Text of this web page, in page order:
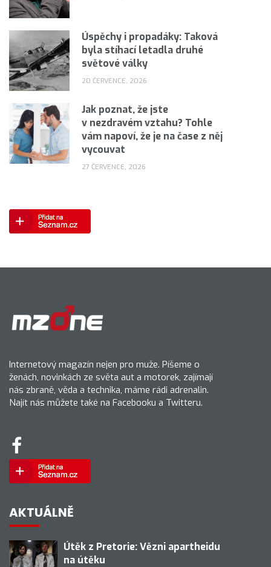
Úspěchy i propadáky: Taková
byla stíhací letadla druhé
světové války
20 ČERVENCE, 2026
Jak poznat, že jste
v nezdravém vztahu? Tohle
vám napoví, že je na čase z něj
vycouvat
27 ČERVENCE, 2026
Internetový magazín nejen pro muže. Píšeme o
ženách, novinkách ze světa aut a motorek, zajímají
nás zbraně, věda a technika, máme rádi adrenalin.
Najít nás můžete také na Facebooku a Twitteru.
AKTUÁLNĚ
Útěk z Pretorie: Vězni apartheidu
na útěku